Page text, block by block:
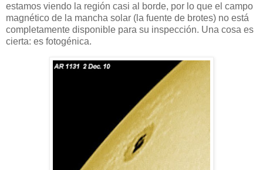
estamos viendo la región casi al borde, por lo que el campo
magnético de la mancha solar (la fuente de brotes) no está
completamente disponible para su inspección. Una cosa es
cierta: es fotogénica.